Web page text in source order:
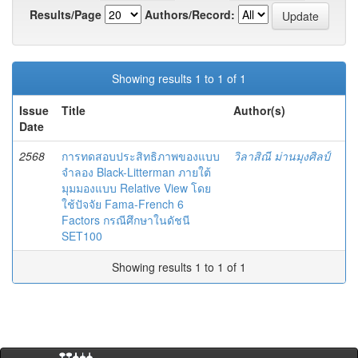
Results/Page
Authors/Record:
Showing results 1 to 1 of 1
Issue
Date
Title Author(s)
2568
การทดสอบประสิทธิภาพของแบบ
จำลอง Black-Litterman ภายใต้
มุมมองแบบ Relative View โดย
ใช้ปัจจัย Fama-French 6
Factors กรณีศึกษาในดัชนี
SET100
วิลาสิณี ม่านมุงศิลป์
Showing results 1 to 1 of 1